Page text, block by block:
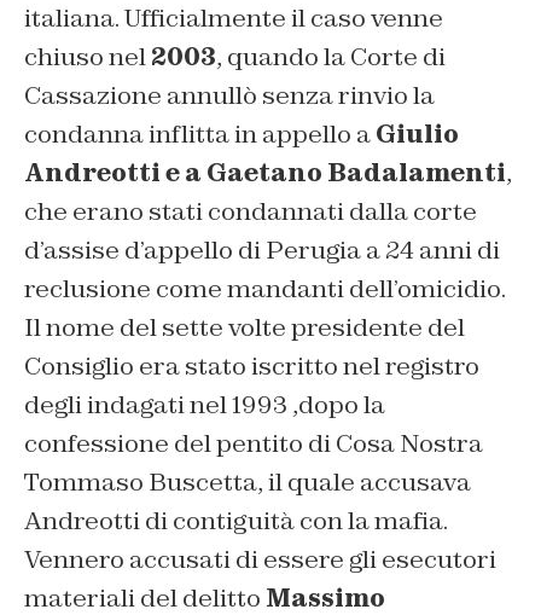
italiana. Ufficialmente il caso venne
chiuso nel2003, quando la Corte di
Cassazione annullò senza rinvio la
condanna inflitta in appello aGiulio
Andreotti e a Gaetano Badalamenti,
che erano stati condannati dalla corte
d’assise d’appello di Perugia a 24 anni di
reclusione come mandanti dell’omicidio.
Il nome del sette volte presidente del
Consiglio era stato iscritto nel registro
degli indagati nel 1993 ,dopo la
confessione del pentito di Cosa Nostra
Tommaso Buscetta, il quale accusava
Andreotti di contiguità con la mafia.
Vennero accusati di essere gli esecutori
materiali del delitto Massimo